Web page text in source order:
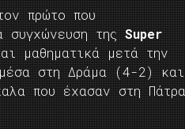
πρώτο που
συγχώνευση της Super
μαθηματικά μετά την
στη Δράμα (4-2) και
που έχασαν στη Πάτρα